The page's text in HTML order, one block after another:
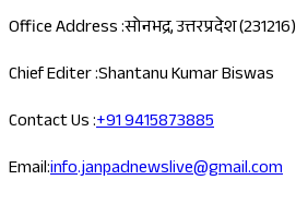
Office Address :सोनभद्र, उत्तरप्रदेश (231216)
Chief Editer :Shantanu Kumar Biswas
Contact Us :+91 9415873885
Email:info.janpadnewslive@gmail.com